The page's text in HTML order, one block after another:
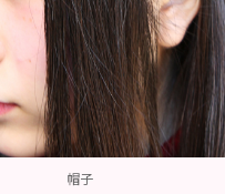
帽子